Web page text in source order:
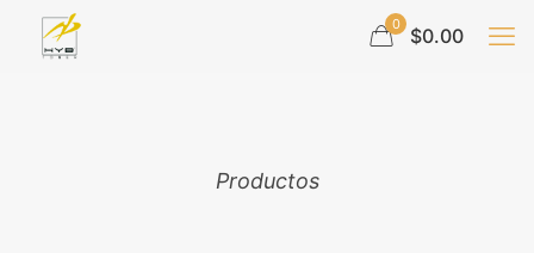
0 $0.00
Productos